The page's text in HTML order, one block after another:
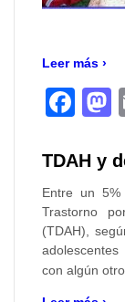
Leer más ›
TDAH y
Entre un
Trastorno
(TDAH),
con algún